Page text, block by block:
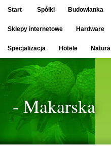
Start Spółki Budowlanka
Sklepy internetowe Hardware
Specjalizacja Hotele Natura
- Makarska